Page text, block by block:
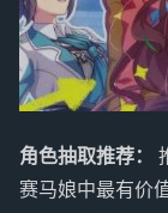
角色抽取推荐：
赛马娘中最有价